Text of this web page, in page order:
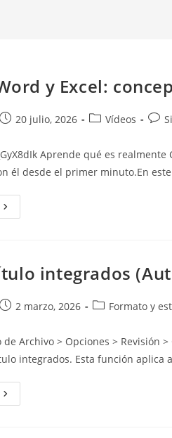
y Excel:
Publicación
la
20 julio, 2026
Categoría
entrada:
Vídeos
Aprende qué es
él desde el primer minuto.En
Copilot
Pasos
integrados
Publicación
2 marzo, 2026
Categoría
entrada:
Formato y
Archivo > Opciones > Revisión
integrados. Esta función aplica
Estilos